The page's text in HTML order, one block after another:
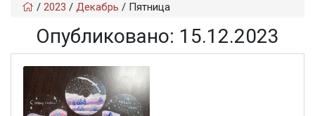
/ 2023 / Декабрь / Пятница
Опубликовано: 15.12.2023